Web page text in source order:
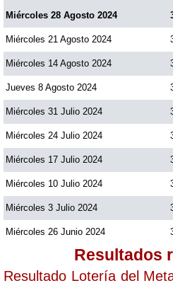
Miércoles 28 Agosto 2024
Miércoles 21 Agosto 2024
Miércoles 14 Agosto 2024
Jueves 8 Agosto 2024
Miércoles 31 Julio 2024
Miércoles 24 Julio 2024
Miércoles 17 Julio 2024
Miércoles 10 Julio 2024
Miércoles 3 Julio 2024
Miércoles 26 Junio 2024
Resultados
Resultado Lotería del